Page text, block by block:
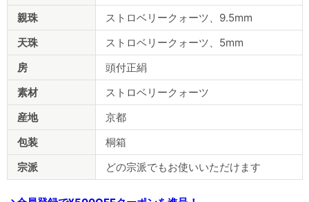
親珠
ストロベリークォーツ、9.5mm
天珠
ストロベリークォーツ、5mm
房
頭付正絹
素材
ストロベリークォーツ
産地
京都
包装
桐箱
宗派
どの宗派でもお使いいただけます